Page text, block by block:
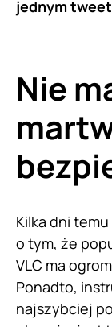
jednym
Nie
Kilka dni
o tym, że
VLC ma
Ponadto,
najszybciej